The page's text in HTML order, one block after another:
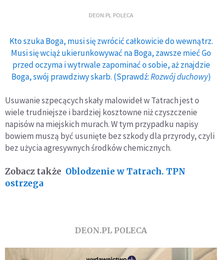
DEON.PL POLECA
Kto szuka Boga, musi się zwrócić całkowicie do wewnątrz.
Musi się wciąż ukierunkowywać na Boga, zawsze mieć Go
przed oczyma i wytrwale zapominać o sobie, aż znajdzie
Boga, swój prawdziwy skarb. (Sprawdź:Rozwój duchowy)
Usuwanie szpecących skały malowideł w Tatrach jest o
wiele trudniejsze i bardziej kosztowne niż czyszczenie
napisów na miejskich murach. W tym przypadku napisy
bowiem muszą być usunięte bez szkody dla przyrody, czyli
bez użycia agresywnych środków chemicznych.
Zobacz także Oblodzenie w Tatrach. TPN
ostrzega
DEON.PL POLECA